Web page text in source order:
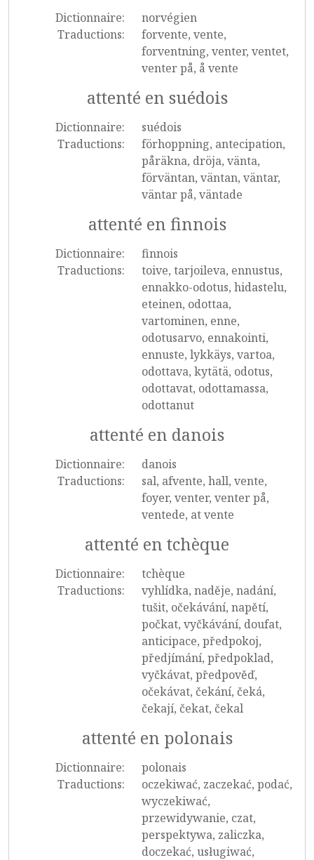
Dictionnaire:
norvégien
Traductions:
forvente, vente,
forventning, venter, ventet,
venter på, å vente
attenté en suédois
Dictionnaire:
suédois
Traductions:
förhoppning, antecipation,
påräkna, dröja, vänta,
förväntan, väntan, väntar,
väntar på, väntade
attenté en finnois
Dictionnaire:
finnois
Traductions:
toive, tarjoileva, ennustus,
ennakko-odotus, hidastelu,
eteinen, odottaa,
vartominen, enne,
odotusarvo, ennakointi,
ennuste, lykkäys, vartoa,
odottava, kytätä, odotus,
odottavat, odottamassa,
odottanut
attenté en danois
Dictionnaire:
danois
Traductions:
sal, afvente, hall, vente,
foyer, venter, venter på,
ventede, at vente
attenté en tchèque
Dictionnaire:
tchèque
Traductions:
vyhlídka, naděje, nadání,
tušit, očekávání, napětí,
počkat, vyčkávání, doufat,
anticipace, předpokoj,
předjímání, předpoklad,
vyčkávat, předpověď,
očekávat, čekání, čeká,
čekají, čekat, čekal
attenté en polonais
Dictionnaire:
polonais
Traductions:
oczekiwać, zaczekać, podać,
wyczekiwać,
przewidywanie, czat,
perspektywa, zaliczka,
doczekać, usługiwać,